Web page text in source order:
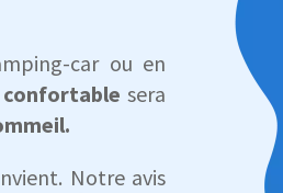
car ou en
sera
Notre avis